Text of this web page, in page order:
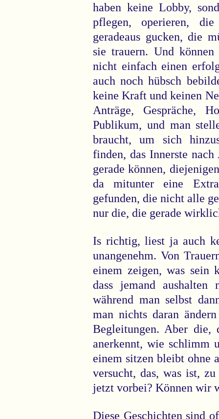
haben keine Lobby,
pflegen, operieren,
geradeaus gucken, die
sie trauern. Und
nicht einfach einen
auch noch hübsch
keine Kraft und keinen
Anträge, Gespräche,
Publikum, und man
braucht, um sich
finden, das Innerste
gerade können,
da mitunter eine
gefunden, die nicht alle
nur die, die gerade
Is richtig, liest ja auch
unangenehm. Von
einem zeigen, was sein
dass jemand aushalten
während man selbst
man nichts daran
Begleitungen. Aber
anerkennt, wie schlimm
einem sitzen bleibt ohne
versucht, das, was ist,
jetzt vorbei? Können wir
Diese Geschichten sind